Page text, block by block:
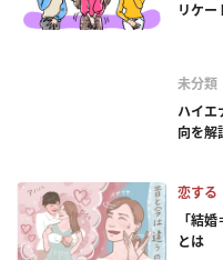
リケー
未分類
ハイ
向を解
恋する
「結
とは